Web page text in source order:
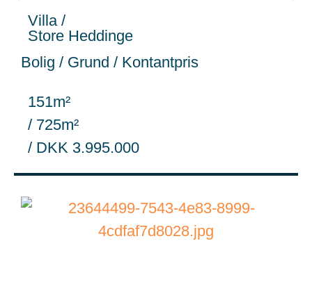
Villa /
Store Heddinge
Bolig / Grund / Kontantpris
151m²
/ 725m²
/ DKK 3.995.000
WB-